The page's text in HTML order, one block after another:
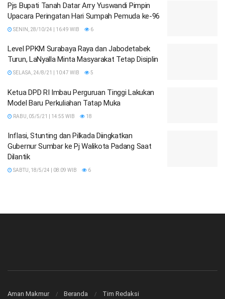
Pjs Bupati Tanah Datar Arry Yuswandi Pimpin
Upacara Peringatan Hari Sumpah Pemuda ke-96
SENIN, 28/10/24 | 16:49 WIB 6
Level PPKM Surabaya Raya dan Jabodetabek
Turun, LaNyalla Minta Masyarakat Tetap Disiplin
SELASA, 24/8/21 | 10:47 WIB 5
Ketua DPD RI Imbau Perguruan Tinggi Lakukan
Model Baru Perkuliahan Tatap Muka
RABU, 05/5/21 | 14:55 WIB 18
Inflasi, Stunting dan Pilkada Diingkatkan
Gubernur Sumbar ke Pj Walikota Padang Saat
Dilantik
SABTU, 18/5/24 | 08:09 WIB 6
Aman Makmur Beranda Tim Redaksi